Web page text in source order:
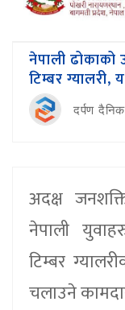
नेपाली ढोकाको
टिम्बर
दर्पण दैनिक
अदक्ष
नेपाली
टिम्बर
चलाउने